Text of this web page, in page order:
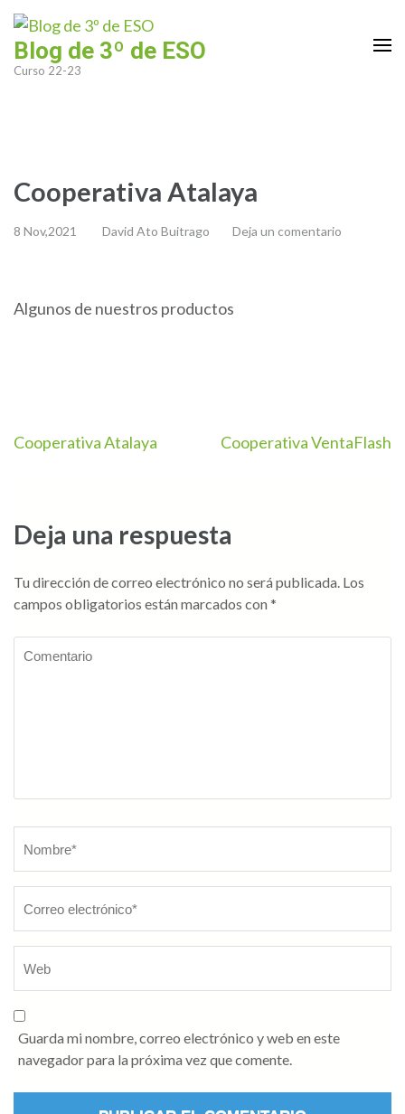
Saltar
contenido
Blog de 3º de ESO
Curso 22-23
Cooperativa Atalaya
8 Nov,2021 David Ato Buitrago Deja un comentario
Algunos de nuestros productos
Navegación
entradas
Cooperativa Atalaya Cooperativa VentaFlash
Deja una respuesta
Tu dirección de correo electrónico no será publicada. Los
campos obligatorios están marcados con *
Guarda mi nombre, correo electrónico y web en este
navegador para la próxima vez que comente.